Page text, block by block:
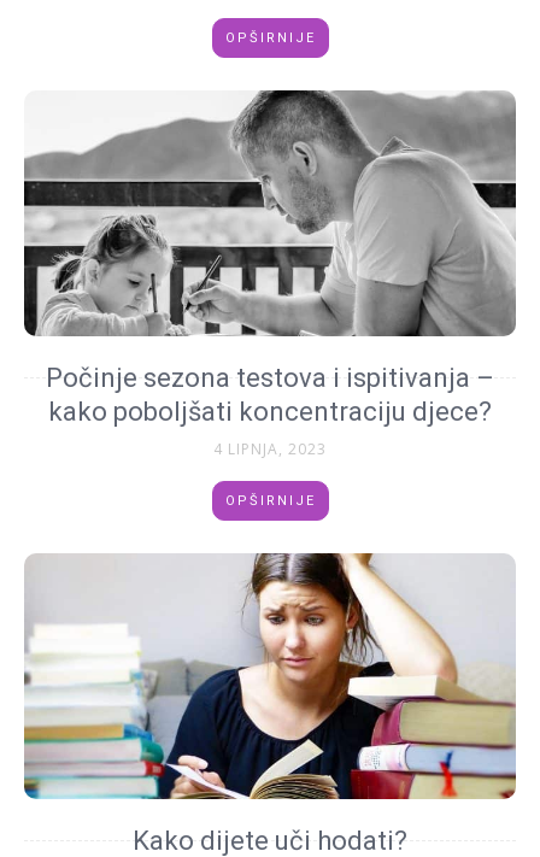
OPŠIRNIJE
Počinje sezona testova i ispitivanja –
kako poboljšati koncentraciju djece?
4 LIPNJA, 2023
OPŠIRNIJE
Kako dijete uči hodati?